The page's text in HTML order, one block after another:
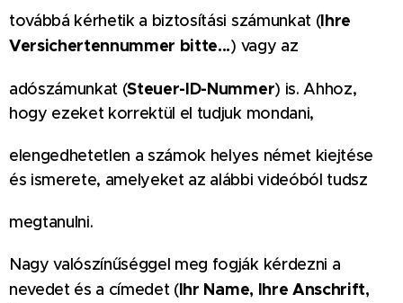
továbbá kérhetik a biztosítási számunkat (Ihre
Versichertennummer bitte...) vagy az
adószámunkat (Steuer-ID-Nummer) is. Ahhoz,
hogy ezeket korrektül el tudjuk mondani,
elengedhetetlen a számok helyes német kiejtése
és ismerete, amelyeket az alábbi videóból tudsz
megtanulni.
Nagy valószínűséggel meg fogják kérdezni a
nevedet és a címedet (Ihr Name, Ihre Anschrift,